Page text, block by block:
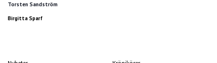
Torsten Sandström
Birgitta Sparf